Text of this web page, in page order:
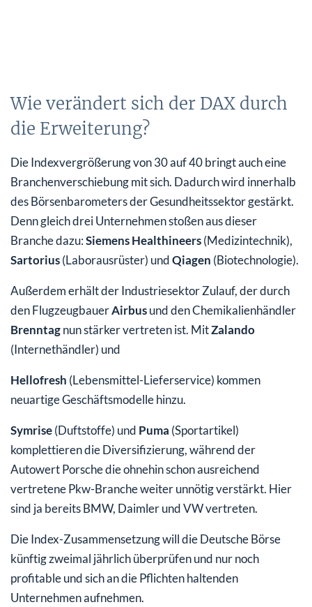
Wie verändert sich der DAX durch
die Erweiterung?
Die Indexvergrößerung von 30 auf 40 bringt auch eine
Branchenverschiebung mit sich. Dadurch wird innerhalb
des Börsenbarometers der Gesundheitssektor gestärkt.
Denn gleich drei Unternehmen stoßen aus dieser
Branche dazu:Siemens Healthineers(Medizintechnik),
Sartorius(Laborausrüster) undQiagen (Biotechnologie).
Außerdem erhält der Industriesektor Zulauf, der durch
den FlugzeugbauerAirbusund den Chemikalienhändler
Brenntagnun stärkervertreten ist. MitZalando
(Internethändler) und
Hellofresh (Lebensmittel-Lieferservice) kommen
neuartige Geschäftsmodelle hinzu.
Symrise(Duftstoffe) und Puma (Sportartikel)
komplettieren die Diversifizierung, während der
Autowert Porsche die ohnehin schon ausreichend
vertretene Pkw-Branche weiter unnötig verstärkt. Hier
sind ja bereits BMW, Daimler und VW vertreten.
Die Index-Zusammensetzung will die Deutsche Börse
künftig zweimal jährlich überprüfen und nur noch
profitable und sich an die Pflichten haltenden
Unternehmen aufnehmen.